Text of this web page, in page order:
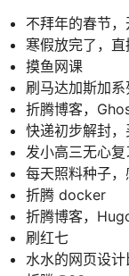
不拜年的春节
寒假放完了，
摸鱼网课
刷马达加斯加系
折腾博客，
快递初步解封
发小高三无心
每天照料种子
折腾 docker
折腾博客，
刷红七
水水的网页设